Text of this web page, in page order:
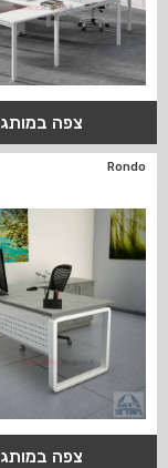
צפה במותג
Rondo
צפה במותג